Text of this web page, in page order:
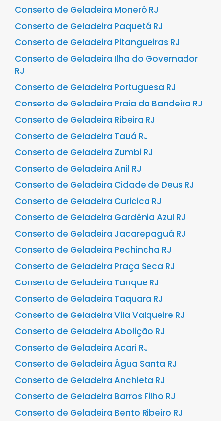
Conserto de Geladeira Moneró RJ
Conserto de Geladeira Paquetá RJ
Conserto de Geladeira Pitangueiras RJ
Conserto de Geladeira Ilha do Governador
RJ
Conserto de Geladeira Portuguesa RJ
Conserto de Geladeira Praia da Bandeira RJ
Conserto de Geladeira Ribeira RJ
Conserto de Geladeira Tauá RJ
Conserto de Geladeira Zumbi RJ
Conserto de Geladeira Anil RJ
Conserto de Geladeira Cidade de Deus RJ
Conserto de Geladeira Curicica RJ
Conserto de Geladeira Gardênia Azul RJ
Conserto de Geladeira Jacarepaguá RJ
Conserto de Geladeira Pechincha RJ
Conserto de Geladeira Praça Seca RJ
Conserto de Geladeira Tanque RJ
Conserto de Geladeira Taquara RJ
Conserto de Geladeira Vila Valqueire RJ
Conserto de Geladeira Abolição RJ
Conserto de Geladeira Acari RJ
Conserto de Geladeira Água Santa RJ
Conserto de Geladeira Anchieta RJ
Conserto de Geladeira Barros Filho RJ
Conserto de Geladeira Bento Ribeiro RJ